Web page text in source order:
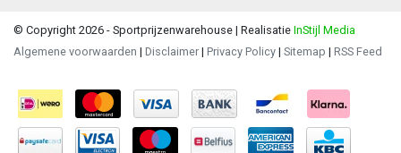
© Copyright 2026 - Sportprijzenwarehouse | Realisatie InStijl Media
Algemene voorwaarden | Disclaimer | Privacy Policy | Sitemap | RSS Feed